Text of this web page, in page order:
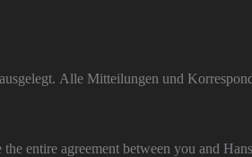
Alle Mitteilungen und
the entire agreement between you and